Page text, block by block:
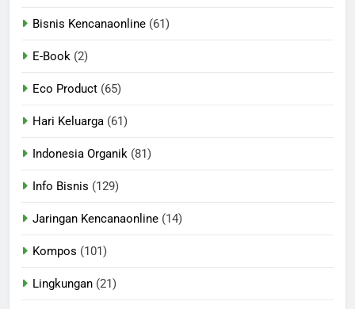
Bisnis Kencanaonline (61)
E-Book (2)
Eco Product (65)
Hari Keluarga (61)
Indonesia Organik (81)
Info Bisnis (129)
Jaringan Kencanaonline (14)
Kompos (101)
Lingkungan (21)